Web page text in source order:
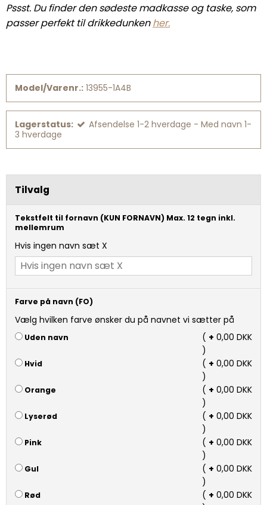
Pssst. Du finder den sødeste madkasse og taske, som
passer perfekt til drikkedunkenher.
Model/Varenr.: 13955-1A4B
Lagerstatus:
Afsendelse 1-2 hverdage - Med navn 1-
3 hverdage
Tilvalg
Tekstfelt til fornavn (KUN FORNAVN) Max. 12 tegn inkl.
mellemrum
Hvis ingen navn sæt X
Farve på navn (FO)
Vælg hvilken farve ønsker du på navnet vi sætter på
Uden navn ( + 0,00 DKK
)
Hvid ( + 0,00 DKK
)
Orange ( + 0,00 DKK
)
Lyserød ( + 0,00 DKK
)
Pink ( + 0,00 DKK
)
Gul ( + 0,00 DKK
)
Rød ( + 0,00 DKK